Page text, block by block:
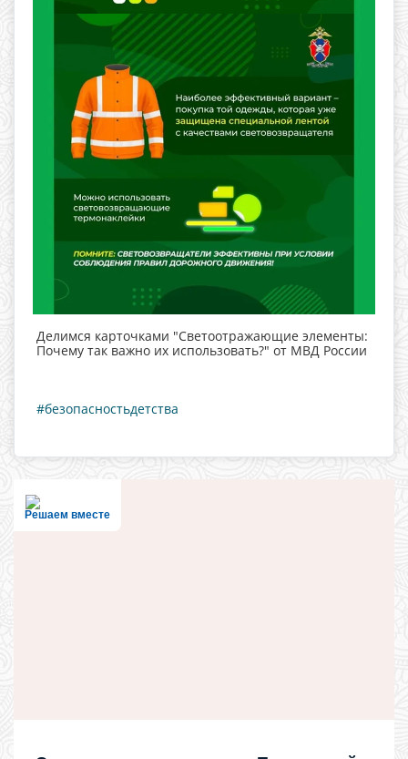
Делимся карточками "Светоотражающие элементы:
Почему так важно их использовать?" от МВД России
#безопасностьдетства
Решаем вместе